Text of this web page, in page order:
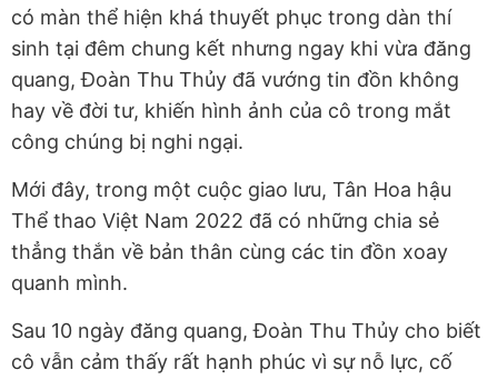
có màn thể hiện khá thuyết phục trong dàn thí
sinh tại đêm chung kết nhưng ngay khi vừa đăng
quang, Đoàn Thu Thủy đã vướng tin đồn không
hay về đời tư, khiến hình ảnh của cô trong mắt
công chúng bị nghi ngại.
Mới đây, trong một cuộc giao lưu, Tân Hoa hậu
Thể thao Việt Nam 2022 đã có những chia sẻ
thẳng thắn về bản thân cùng các tin đồn xoay
quanh mình.
Sau 10 ngày đăng quang, Đoàn Thu Thủy cho biết
cô vẫn cảm thấy rất hạnh phúc vì sự nỗ lực, cố